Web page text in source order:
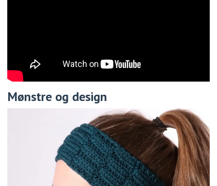
Mønstre og design